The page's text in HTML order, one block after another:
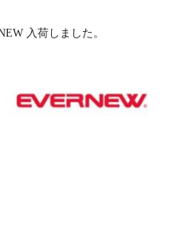
入荷しました。